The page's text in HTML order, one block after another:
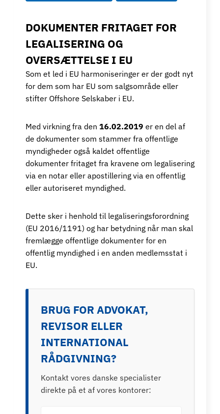
DOKUMENTER FRITAGET FOR
LEGALISERING OG
OVERSÆTTELSE I EU
Som et led i EU harmoniseringer er der godt nyt
for dem som har EU som salgsområde eller
stifter Offshore Selskaber i EU.
Med virkning fra den 16.02.2019 er en del af
de dokumenter som stammer fra offentlige
myndigheder også kaldet offentlige
dokumenter fritaget fra kravene om legalisering
via en notar eller apostillering via en offentlig
eller autoriseret myndighed.
Dette sker i henhold til legaliseringsforordning
(EU 2016/1191) og har betydning når man skal
fremlægge offentlige dokumenter for en
offentlig myndighed i en anden medlemsstat i
EU.
BRUG FOR ADVOKAT,
REVISOR ELLER
INTERNATIONAL
RÅDGIVNING?
Kontakt vores danske specialister
direkte på et af vores kontorer: